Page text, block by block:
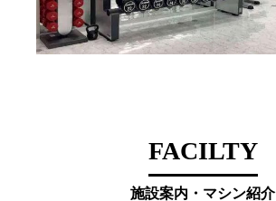
FACILTY
施設案内・マシン紹介